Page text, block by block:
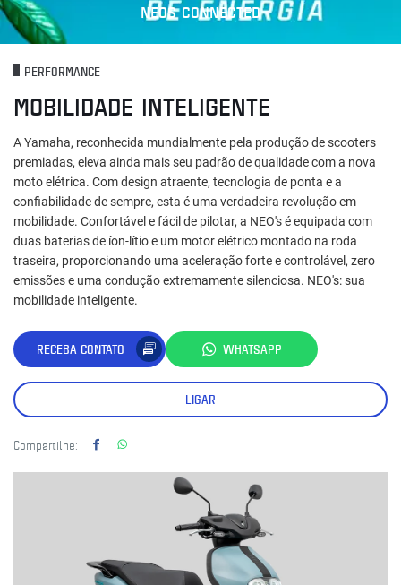
NEOS CONNECTED
PERFORMANCE
MOBILIDADE INTELIGENTE
A Yamaha, reconhecida mundialmente pela produção de scooters
premiadas, eleva ainda mais seu padrão de qualidade com a nova
moto elétrica. Com design atraente, tecnologia de ponta e a
confiabilidade de sempre, esta é uma verdadeira revolução em
mobilidade. Confortável e fácil de pilotar, a NEO's é equipada com
duas baterias de íon-lítio e um motor elétrico montado na roda
traseira, proporcionando uma aceleração forte e controlável, zero
emissões e uma condução extremamente silenciosa. NEO's: sua
mobilidade inteligente.
RECEBA CONTATO WHATSAPP
LIGAR
Compartilhe: